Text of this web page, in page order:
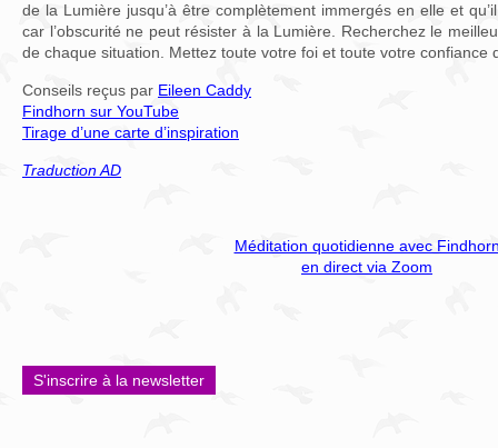
de la Lumière jusqu’à être complètement immergés en elle et
car l’obscurité ne peut résister à la Lumière. Recherchez le
de chaque situation. Mettez toute votre foi et toute votre confiance
Conseils reçus par Eileen Caddy
Findhorn sur YouTube
Tirage d’une carte d’inspiration
Traduction AD
Méditation quotidienne avec
en direct via Zoom
S'inscrire à la newsletter